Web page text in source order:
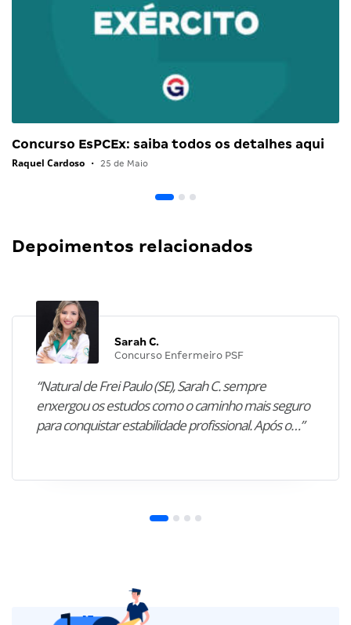
Concurso EsPCEx: saiba todos os detalhes aqui
Raquel Cardoso • 25 de Maio
Depoimentos relacionados
Sarah C.
Concurso Enfermeiro PSF
“Natural de Frei Paulo (SE), Sarah C. sempre
enxergou os estudos como o caminho mais seguro
para conquistar estabilidade profissional. Após o…”